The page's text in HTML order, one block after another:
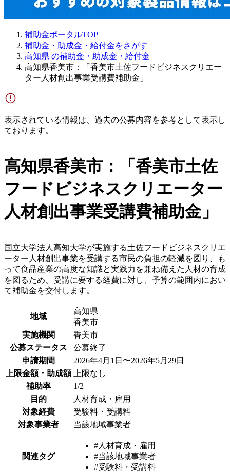
補助金ポータルTOP
補助金・助成金・給付金をさがす
高知県 の補助金・助成金・給付金
高知県香美市：「香美市土佐フードビジネスクリエー
ター人材創出事業受講費補助金」
表示されている情報は、過去の公募内容を参考として表示し
ております。
高知県香美市：「香美市土佐
フードビジネスクリエーター
人材創出事業受講費補助金」
国立大学法人高知大学が実施する土佐フードビジネスクリエ
ーター人材創出事業を受講する市民の負担の軽減を図り、も
って食品産業の高度な知識と実践力を兼ね備えた人材の育成
を図るため、受講に要する経費に対し、予算の範囲内におい
て補助金を交付します。
地域
高知県
香美市
実施機関
香美市
公募ステータス
公募終了
申請期間
2026年4月1日〜2026年5月29日
上限金額・助成額
上限なし
補助率
1/2
目的
人材育成・雇用
対象経費
受験料・受講料
対象事業者
当該地域事業者
関連タグ
#人材育成・雇用
#当該地域事業者
#受験料・受講料